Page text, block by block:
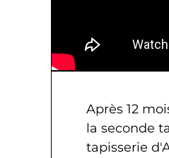
Après 12
la seconde
tapisserie